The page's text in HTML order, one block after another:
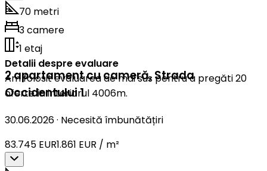
70 metri
3 camere
1 etaj
Detalii despre evaluare
Am folosit evaluarea de mai sus pentru a pregăti 20
oferte în interiorul 4006m.
2 apartament cu cameră,Strada
Occidentului 1
30.06.2026· Necesită îmbunătățiri
83.745 EUR1.861 EUR / m²